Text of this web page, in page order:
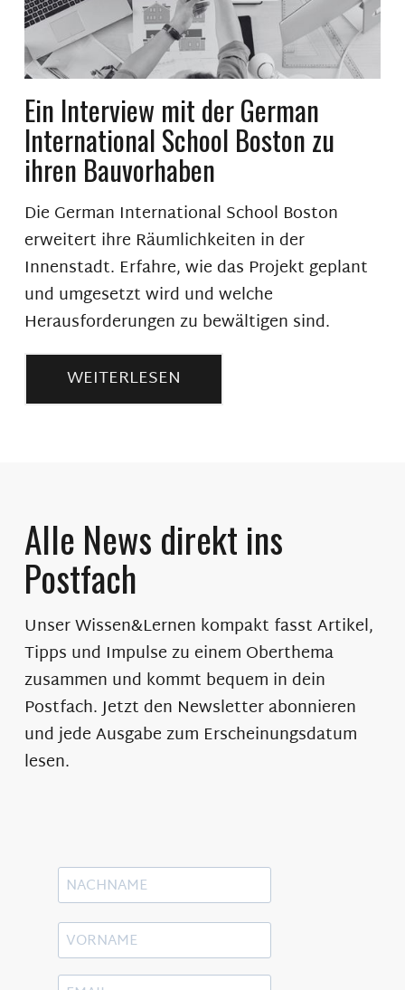
Ein Interview mit der German
International School Boston zu
ihren Bauvorhaben
Die German International School Boston
erweitert ihre Räumlichkeiten in der
Innenstadt. Erfahre, wie das Projekt geplant
und umgesetzt wird und welche
Herausforderungen zu bewältigen sind.
WEITERLESEN
Alle News direkt ins
Postfach
Unser Wissen&Lernen kompakt fasst Artikel,
Tipps und Impulse zu einem Oberthema
zusammen und kommt bequem in dein
Postfach. Jetzt den Newsletter abonnieren
und jede Ausgabe zum Erscheinungsdatum
lesen.